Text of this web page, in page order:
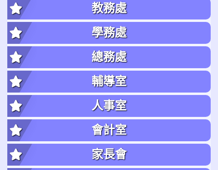
教務處
學務處
總務處
輔導室
人事室
會計室
家長會